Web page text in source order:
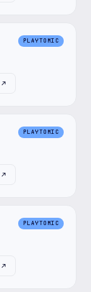
PLAYTOMIC
↗
PLAYTOMIC
↗
PLAYTOMIC
↗